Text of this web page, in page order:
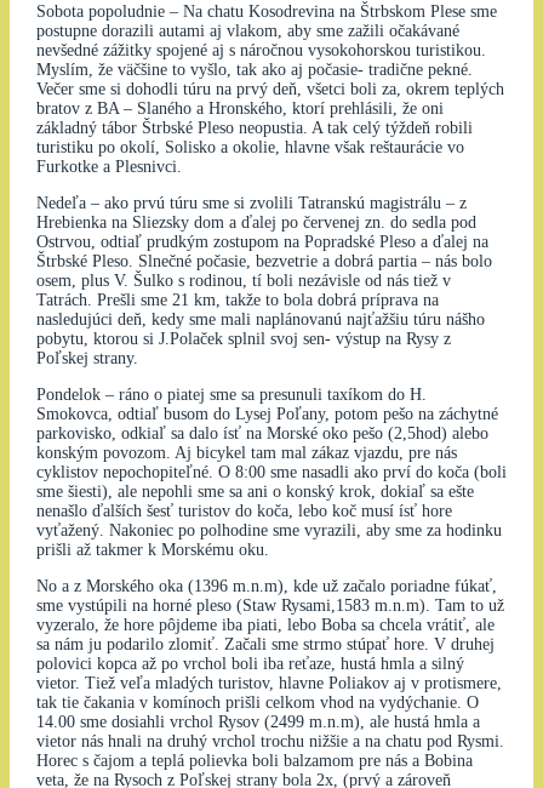
Sobota popoludnie – Na chatu Kosodrevina na Štrbskom Plese sme
postupne dorazili autami aj vlakom, aby sme zažili očakávané
nevšedné zážitky spojené aj s náročnou vysokohorskou turistikou.
Myslím, že väčšine to vyšlo, tak ako aj počasie- tradične pekné.
Večer sme si dohodli túru na prvý deň, všetci boli za, okrem teplých
bratov z BA – Slaného a Hronského, ktorí prehlásili, že oni
základný tábor Štrbské Pleso neopustia. A tak celý týždeň robili
turistiku po okolí, Solisko a okolie, hlavne však reštaurácie vo
Furkotke a Plesnivci.
Nedeľa – ako prvú túru sme si zvolili Tatranskú magistrálu – z
Hrebienka na Sliezsky dom a ďalej po červenej zn. do sedla pod
Ostrvou, odtiaľ prudkým zostupom na Popradské Pleso a ďalej na
Štrbské Pleso. Slnečné počasie, bezvetrie a dobrá partia – nás bolo
osem, plus V. Šulko s rodinou, tí boli nezávisle od nás tiež v
Tatrách. Prešli sme 21 km, takže to bola dobrá príprava na
nasledujúci deň, kedy sme mali naplánovanú najťažšiu túru nášho
pobytu, ktorou si J.Polaček splnil svoj sen- výstup na Rysy z
Poľskej strany.
Pondelok – ráno o piatej sme sa presunuli taxíkom do H.
Smokovca, odtiaľ busom do Lysej Poľany, potom pešo na záchytné
parkovisko, odkiaľ sa dalo ísť na Morské oko pešo (2,5hod) alebo
konským povozom. Aj bicykel tam mal zákaz vjazdu, pre nás
cyklistov nepochopiteľné. O 8:00 sme nasadli ako prví do koča (boli
sme šiesti), ale nepohli sme sa ani o konský krok, dokiaľ sa ešte
nenašlo ďalších šesť turistov do koča, lebo koč musí ísť hore
vyťažený. Nakoniec po polhodine sme vyrazili, aby sme za hodinku
prišli až takmer k Morskému oku.
No a z Morského oka (1396 m.n.m), kde už začalo poriadne fúkať,
sme vystúpili na horné pleso (Staw Rysami,1583 m.n.m). Tam to už
vyzeralo, že hore pôjdeme iba piati, lebo Boba sa chcela vrátiť, ale
sa nám ju podarilo zlomiť. Začali sme strmo stúpať hore. V druhej
polovici kopca až po vrchol boli iba reťaze, hustá hmla a silný
vietor. Tiež veľa mladých turistov, hlavne Poliakov aj v protismere,
tak tie čakania v komínoch prišli celkom vhod na vydýchanie. O
14.00 sme dosiahli vrchol Rysov (2499 m.n.m), ale hustá hmla a
vietor nás hnali na druhý vrchol trochu nižšie a na chatu pod Rysmi.
Horec s čajom a teplá polievka boli balzamom pre nás a Bobina
veta, že na Rysoch z Poľskej strany bola 2x, (prvý a zároveň